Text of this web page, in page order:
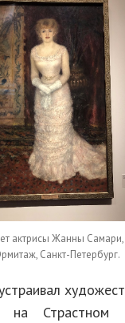
актрисы Жанны
Санкт-Петербург.
на Страстном